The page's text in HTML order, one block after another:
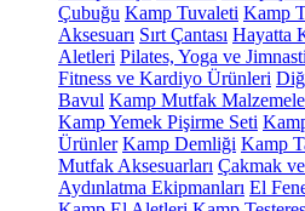
Çubuğu Kamp Tuvaleti Kamp
Aksesuarı Sırt Çantası Hayatta
Aletleri Pilates, Yoga ve
Fitness ve Kardiyo Ürünleri
Bavul Kamp Mutfak
Kamp Yemek Pişirme Seti
Ürünler Kamp Demliği Kamp
Mutfak Aksesuarları Çakmak ve
Aydınlatma Ekipmanları El